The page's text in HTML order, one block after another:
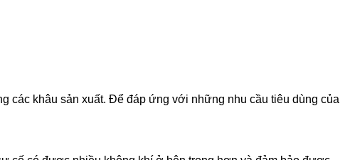
các khâu sản xuất. Để đáp ứng với những nhu cầu tiêu dùng của